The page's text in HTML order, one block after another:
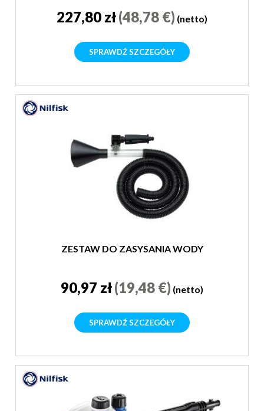
227,80 zł(48,78 €) (netto)
SPRAWDŹ SZCZEGÓŁY
ZESTAW DO ZASYSANIA WODY
90,97 zł(19,48 €) (netto)
SPRAWDŹ SZCZEGÓŁY